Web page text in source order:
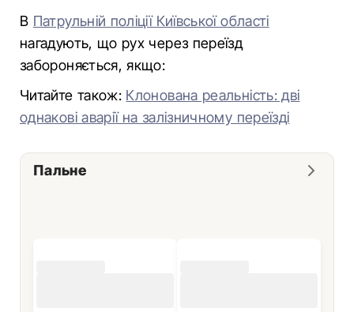
В Патрульній поліції Київської області
нагадують, що рух через переїзд
забороняється, якщо:
Читайте також: Клонована реальність: дві
однакові аварії на залізничному переїзді
Пальне